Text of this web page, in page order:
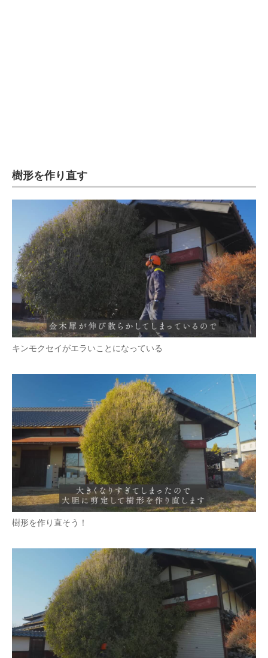
ちょっと気になるネットの話題
樹形を作り直す
キンモクセイがエラいことになっている
樹形を作り直そう！